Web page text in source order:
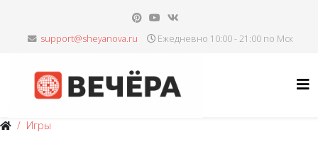
Ежедневно 10:00 - 21:00 по Мск
Игры